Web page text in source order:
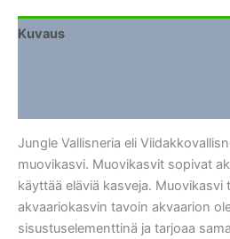
määrä
Kuvaus
Jungle Vallisneria eli
muovikasvi. Muovikasvit sopivat
käyttää eläviä kasveja. Muovikasvi
akvaariokasvin tavoin akvaarion
sisustuselementtinä ja tarjoaa